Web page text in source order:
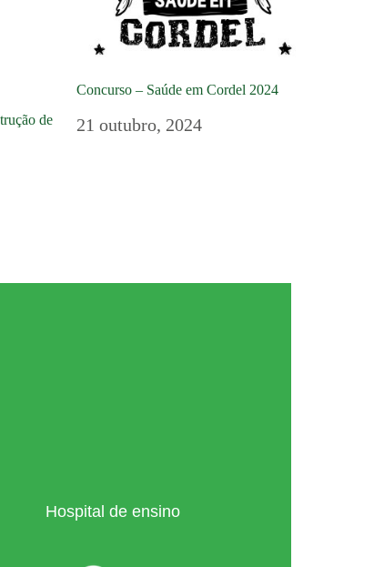
de
Concurso – Saúde em Cordel 2024
21 outubro, 2024
Hospital de ensino